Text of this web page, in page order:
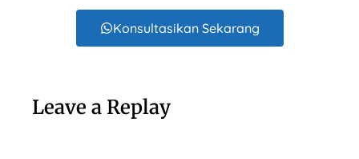
Konsultasikan Sekarang
Leave a Replay